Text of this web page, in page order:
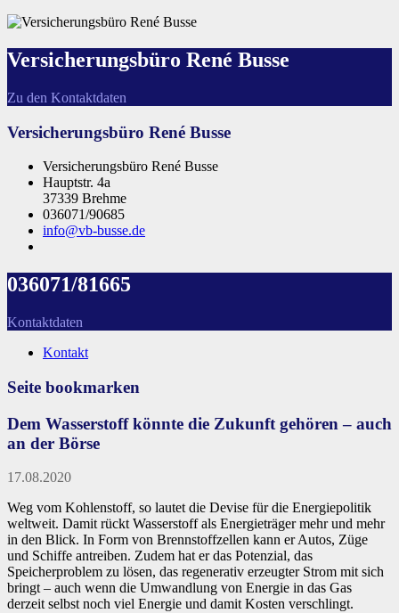
Versicherungsbüro René Busse
Zu den Kontaktdaten
Versicherungsbüro René Busse
Versicherungsbüro René Busse
Hauptstr. 4a
37339 Brehme
036071/90685
info@vb-busse.de
036071/81665
Kontaktdaten
Kontakt
Seite bookmarken
Dem Wasserstoff könnte die Zukunft gehören – auch
an der Börse
17.08.2020
Weg vom Kohlenstoff, so lautet die Devise für die Energiepolitik
weltweit. Damit rückt Wasserstoff als Energieträger mehr und mehr
in den Blick. In Form von Brennstoffzellen kann er Autos, Züge
und Schiffe antreiben. Zudem hat er das Potenzial, das
Speicherproblem zu lösen, das regenerativ erzeugter Strom mit sich
bringt – auch wenn die Umwandlung von Energie in das Gas
derzeit selbst noch viel Energie und damit Kosten verschlingt.